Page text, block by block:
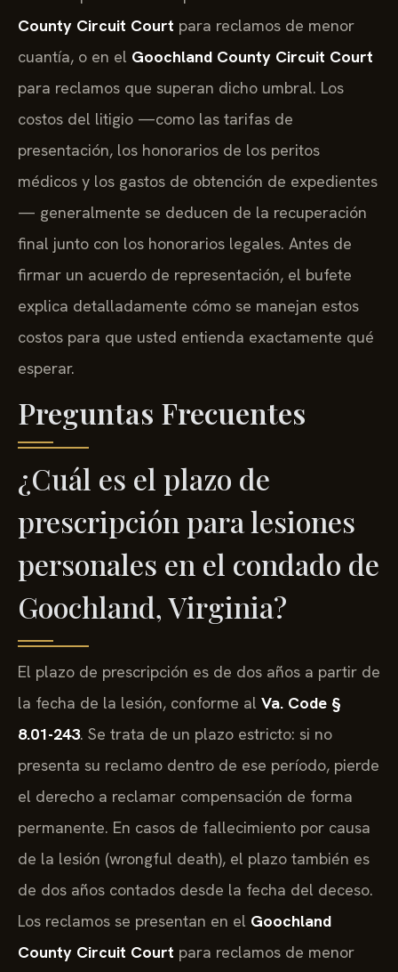
County Circuit Court para reclamos de menor
cuantía, o en el Goochland County Circuit Court
para reclamos que superan dicho umbral. Los
costos del litigio —como las tarifas de
presentación, los honorarios de los peritos
médicos y los gastos de obtención de expedientes
— generalmente se deducen de la recuperación
final junto con los honorarios legales. Antes de
firmar un acuerdo de representación, el bufete
explica detalladamente cómo se manejan estos
costos para que usted entienda exactamente qué
esperar.
Preguntas Frecuentes
¿Cuál es el plazo de
prescripción para lesiones
personales en el condado de
Goochland, Virginia?
El plazo de prescripción es de dos años a partir de
la fecha de la lesión, conforme al Va. Code §
8.01-243. Se trata de un plazo estricto: si no
presenta su reclamo dentro de ese período, pierde
el derecho a reclamar compensación de forma
permanente. En casos de fallecimiento por causa
de la lesión (wrongful death), el plazo también es
de dos años contados desde la fecha del deceso.
Los reclamos se presentan en el Goochland
County Circuit Court para reclamos de menor